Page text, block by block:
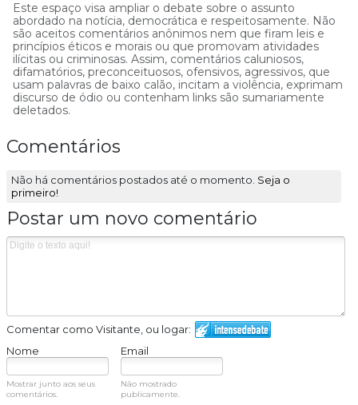
Este espaço visa ampliar o debate sobre o assunto
abordado na notícia, democrática e respeitosamente. Não
são aceitos comentários anônimos nem que firam leis e
princípios éticos e morais ou que promovam atividades
ilícitas ou criminosas. Assim, comentários caluniosos,
difamatórios, preconceituosos, ofensivos, agressivos, que
usam palavras de baixo calão, incitam a violência, exprimam
discurso de ódio ou contenham links são sumariamente
deletados.
Comentários
Não há comentários postados até o momento. Seja o
primeiro!
Postar um novo comentário
Comentar como Visitante, ou logar:
Nome
Email
Mostrar junto aos seus
comentários.
Não mostrado
publicamente.